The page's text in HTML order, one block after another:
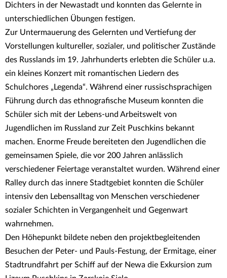
Dichters in der Newastadt und konnten das Gelernte in
unterschiedlichen Übungen festigen.
Zur Untermauerung des Gelernten und Vertiefung der
Vorstellungen kultureller, sozialer, und politischer Zustände
des Russlands im 19. Jahrhunderts erlebten die Schüler u.a.
ein kleines Konzert mit romantischen Liedern des
Schulchores „Legenda“. Während einer russischsprachigen
Führung durch das ethnografische Museum konnten die
Schüler sich mit der Lebens-und Arbeitswelt von
Jugendlichen im Russland zur Zeit Puschkins bekannt
machen. Enorme Freude bereiteten den Jugendlichen die
gemeinsamen Spiele, die vor 200 Jahren anlässlich
verschiedener Feiertage veranstaltet wurden. Während einer
Ralley durch das innere Stadtgebiet konnten die Schüler
intensiv den Lebensalltag von Menschen verschiedener
sozialer Schichten in Vergangenheit und Gegenwart
wahrnehmen.
Den Höhepunkt bildete neben den projektbegleitenden
Besuchen der Peter- und Pauls-Festung, der Ermitage, einer
Stadtrundfahrt per Schiff auf der Newa die Exkursion zum